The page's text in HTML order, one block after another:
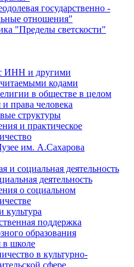
государственно -
отношения"
"Пределы светскости"
ИНН и другими
кодами
в обществе в целом
и права человека
структуры
и практическое
им. А.Сахарова
и социальная деятельность
деятельность
о социальном
культура
поддержка
образования
в школе
в культурно-